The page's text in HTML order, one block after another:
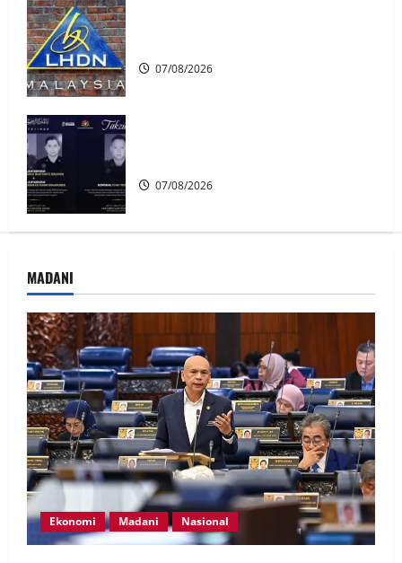
07/08/2026
07/08/2026
MADANI
Ekonomi Madani Nasional